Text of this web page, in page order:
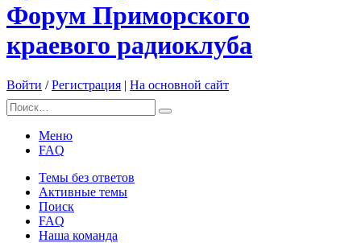
Форум Приморского
краевого радиоклуба
Войти /Регистрация | На основной сайт
Меню
FAQ
Темы без ответов
Активные темы
Поиск
FAQ
Наша команда